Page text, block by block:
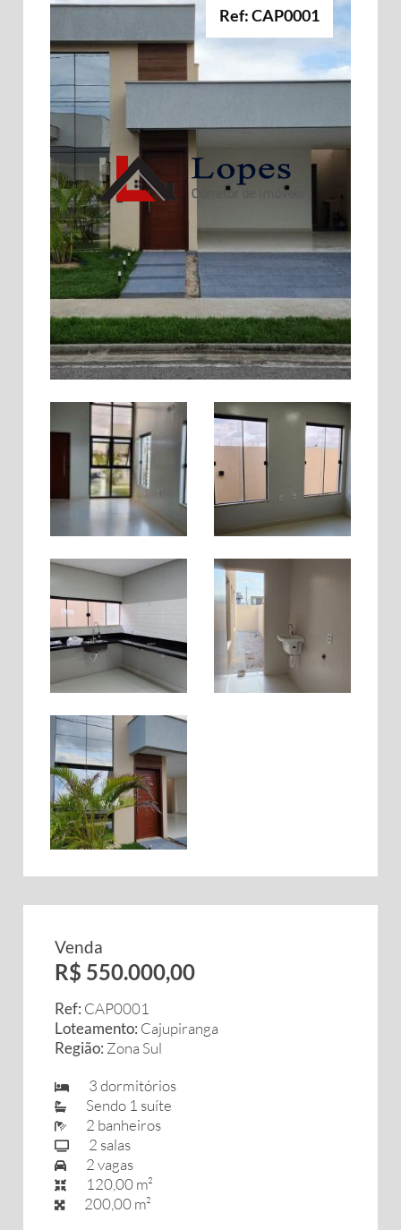
Ref: CAP0001
Venda
R$ 550.000,00
Ref: CAP0001
Loteamento: Cajupiranga
Região: Zona Sul
3 dormitórios
Sendo 1 suíte
2 banheiros
2 salas
2 vagas
120,00 m²
200,00 m²